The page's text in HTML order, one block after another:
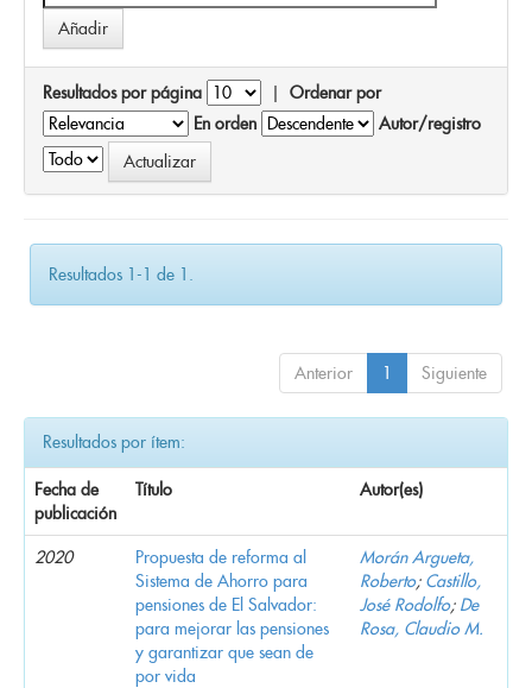
Resultados por página | Ordenar por
En orden
Autor/registro
Resultados 1-1 de 1.
Anterior 1 Siguiente
Resultados por ítem:
Fecha de
publicación
Título Autor(es)
2020
Propuesta de reforma al
Sistema de Ahorro para
pensiones de El Salvador:
para mejorar las pensiones
y garantizar que sean de
por vida
Morán Argueta,
Roberto; Castillo,
José Rodolfo; De
Rosa, Claudio M.